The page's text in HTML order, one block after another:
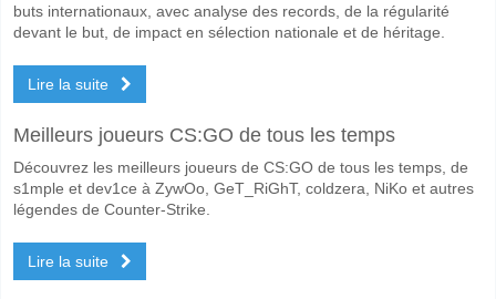
buts internationaux, avec analyse des records, de la régularité
devant le but, de impact en sélection nationale et de héritage.
Lire la suite
Meilleurs joueurs CS:GO de tous les temps
Découvrez les meilleurs joueurs de CS:GO de tous les temps, de
s1mple et dev1ce à ZywOo, GeT_RiGhT, coldzera, NiKo et autres
légendes de Counter-Strike.
Lire la suite